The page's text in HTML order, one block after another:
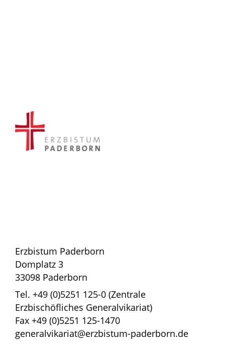
Erzbistum Paderborn
Domplatz 3
33098 Paderborn
Tel. +49 (0)5251 125-0 (Zentrale
Erzbischöfliches Generalvikariat)
Fax +49 (0)5251 125-1470
generalvikariat@erzbistum-paderborn.de